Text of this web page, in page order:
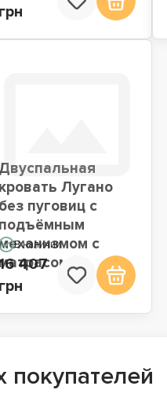
грн
Двуспальная
кровать Лугано
без пуговиц с
подъёмным
с
В наличии
407
грн